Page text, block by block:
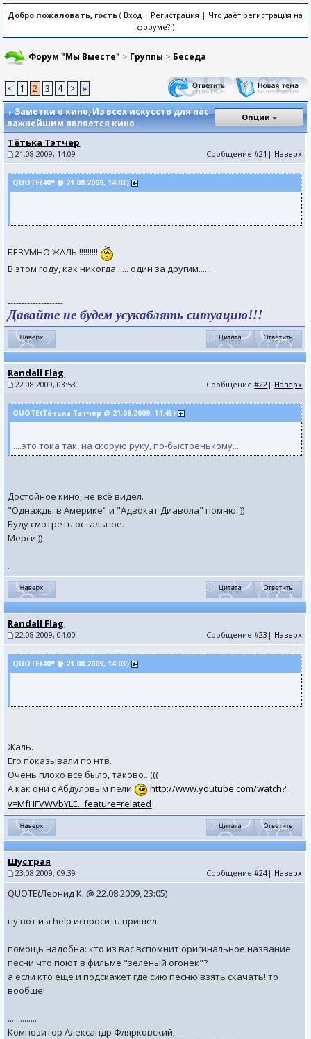
Добро пожаловать, гость ( Вход | Регистрация | Что даёт регистрация на
форуме?)
Форум "Мы Вместе" > Группы > Беседа
< 1 2 3 4 >
»
Заметки о кино, Из всех искусств для нас
важнейшим является кино
Опции
Тётька Тэтчер
21.08.2009, 14:09 Сообщение#21 | Наверх
QUOTE(40° @ 21.08.2009, 14:03)
БЕЗУМНО ЖАЛЬ !!!!!!!!!
В этом году, как никогда...... один за другим.......
--------------------
Давайте не будем усукаблять ситуацию!!!
Randall Flag
22.08.2009, 03:53 Сообщение#22 | Наверх
QUOTE(Тётька Тэтчер @ 21.08.2009, 14:43)
....это тока так, на скорую руку, по-быстренькому...
Достойное кино, не всё видел.
"Однажды в Америке" и "Адвокат Диавола" помню. ))
Буду смотреть остальное.
Мерси ))
.
Randall Flag
22.08.2009, 04:00 Сообщение#23 | Наверх
QUOTE(40° @ 21.08.2009, 14:03)
Жаль.
Его показывали по нтв.
Очень плохо всё было, таково...(((
А как они с Абдуловым пели
http://www.youtube.com/watch?
v=MfHFVWVbYLE...feature=related
Шустрая
23.08.2009, 09:39 Сообщение#24| Наверх
QUOTE(Леонид К. @ 22.08.2009, 23:05)
ну вот и я help испросить пришел.
помощь надобна: кто из вас вспомнит оригинальное название
песни что поют в фильме "зеленый огонек"?
а если кто еще и подскажет где сию песню взять скачать! то
вообще!
..............
Композитор Александр Флярковский, -